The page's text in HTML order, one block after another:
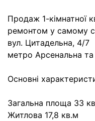
Продаж 1-кімнатної
ремонтом у самому
вул. Цитадельна, 4/7
метро Арсенальна та
Основні
Загальна площа 33
Житлова 17,8 кв.м